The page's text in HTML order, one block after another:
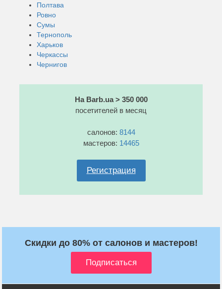
Полтава
Ровно
Сумы
Тернополь
Харьков
Черкассы
Чернигов
На Barb.ua > 350 000
посетителей в месяц
салонов: 8144
мастеров: 14465
Регистрация
Скидки до 80% от салонов и мастеров!